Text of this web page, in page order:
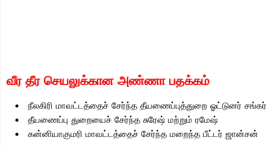
வீர தீர செயலுக்கான அண்ணா பதக்கம்
நீலகிரி மாவட்டத்தைச் சேர்ந்த தீயணைப்புத்துறை ஓட்டுனர் சங்கர்
தீயணைப்பு துறையைச் சேர்ந்த சுரேஷ் மற்றும் ரமேஷ்
கன்னியாகுமரி மாவட்டத்தைச் சேர்ந்த மறைந்த பீட்டர் ஜான்சன்